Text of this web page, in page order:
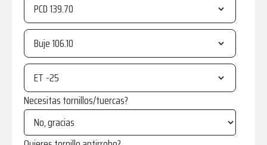
PCD
Buje
ET
Necesitas tornillos/tuercas?